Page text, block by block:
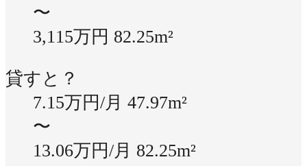
〜
3,115万円 82.25m²
貸すと？
7.15万円/月 47.97m²
〜
13.06万円/月 82.25m²